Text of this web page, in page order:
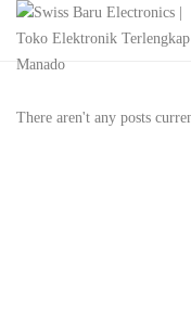
There aren't any posts